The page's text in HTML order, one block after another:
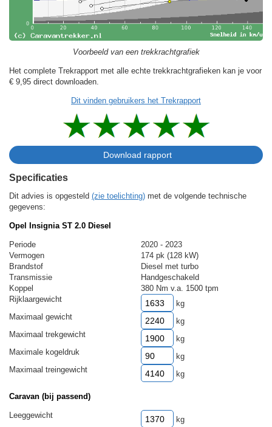
Voorbeeld van een trekkrachtgrafiek
Het complete Trekrapport met alle echte trekkrachtgrafieken kan je voor
€ 9,95 direct downloaden.
Dit vinden gebruikers het Trekrapport
Specificaties
Dit advies is opgesteld (zie toelichting) met de volgende technische
gegevens:
Opel Insignia ST 2.0 Diesel
Periode
2020 - 2023
Vermogen
174 pk (128 kW)
Brandstof
Diesel met turbo
Transmissie
Handgeschakeld
Koppel
380 Nm v.a. 1500 tpm
Rijklaargewicht
kg
Maximaal gewicht
kg
Maximaal trekgewicht
kg
Maximale kogeldruk
kg
Maximaal treingewicht
kg
Caravan (bij passend)
Leeggewicht kg